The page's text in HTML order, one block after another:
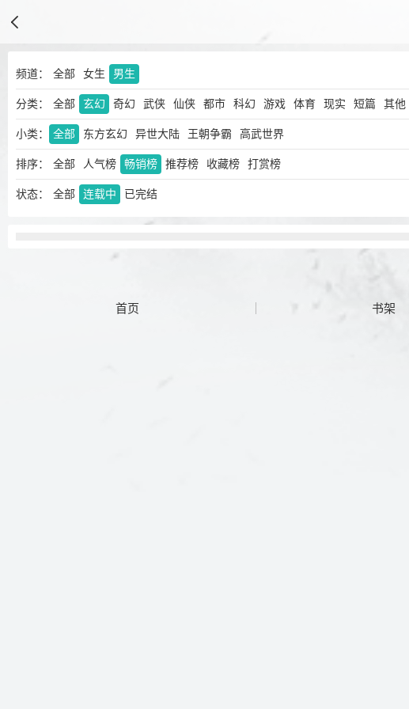
频道： 全部 女生 男生
分类： 全部 玄幻 奇幻 武侠 仙侠 都市 科幻 游戏 体育 现实 短篇 其他
小类： 全部 东方玄幻 异世大陆 王朝争霸 高武世界
排序： 全部 人气榜 畅销榜 推荐榜 收藏榜 打赏榜
状态： 全部 连载中 已完结
首页 书架